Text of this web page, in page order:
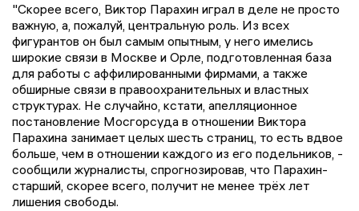
"Скорее всего, Виктор Парахин играл в деле не просто
важную, а, пожалуй, центральную роль. Из всех
фигурантов он был самым опытным, у него имелись
широкие связи в Москве и Орле, подготовленная база
для работы с аффилированными фирмами, а также
обширные связи в правоохранительных и властных
структурах. Не случайно, кстати, апелляционное
постановление Мосгорсуда в отношении Виктора
Парахина занимает целых шесть страниц, то есть вдвое
больше, чем в отношении каждого из его подельников, -
сообщили журналисты, спрогнозировав, что Парахин-
старший, скорее всего, получит не менее трёх лет
лишения свободы.